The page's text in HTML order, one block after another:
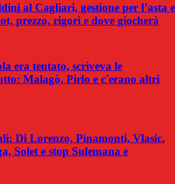
al Cagliari, gestione per l’asta e
prezzo, rigori e dove giocherà
era tentato, scriveva le
Malagò, Pirlo e c'erano altri
Di Lorenzo, Pinamonti, Vlasic,
Solet e stop Sulemana e